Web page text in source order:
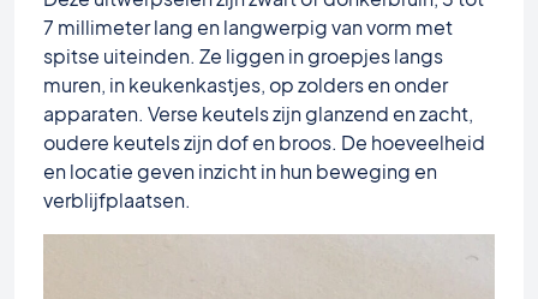
7 millimeter lang en langwerpig van vorm met
spitse uiteinden. Ze liggen in groepjes langs
muren, in keukenkastjes, op zolders en onder
apparaten. Verse keutels zijn glanzend en zacht,
oudere keutels zijn dof en broos. De hoeveelheid
en locatie geven inzicht in hun beweging en
verblijfplaatsen.